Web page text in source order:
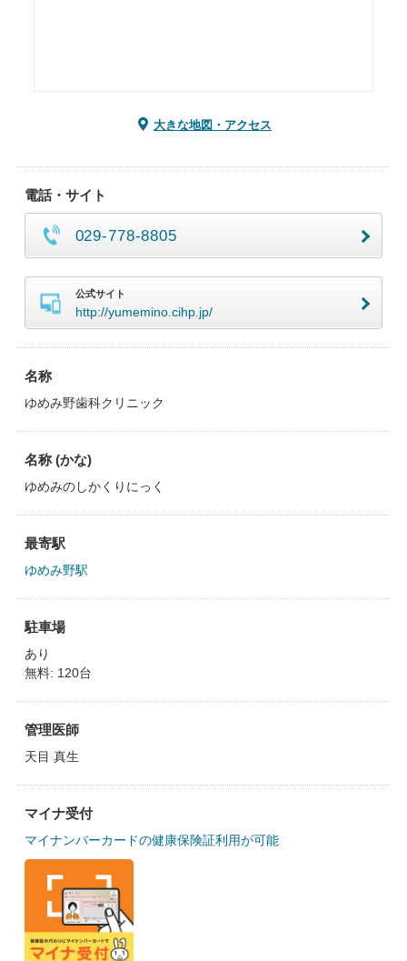
大きな地図・アクセス
電話・サイト
029-778-8805
公式サイト
http://yumemino.cihp.jp/
名称
ゆめみ野歯科クリニック
名称 (かな)
ゆめみのしかくりにっく
最寄駅
ゆめみ野駅
駐車場
あり
無料: 120台
管理医師
天目 真生
マイナ受付
マイナンバーカードの健康保険証利用が可能